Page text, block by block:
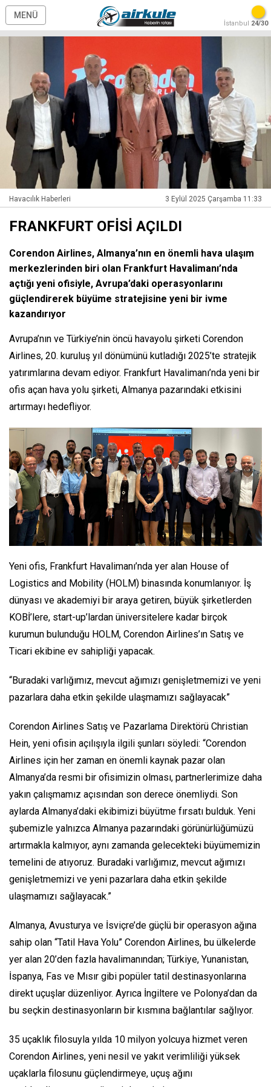
MENÜ
İstanbul 24/30
Havacılık Haberleri 3 Eylül 2025 Çarşamba 11:33
FRANKFURT OFİSİ AÇILDI
Corendon Airlines, Almanya’nın en önemli hava ulaşım
merkezlerinden biri olan Frankfurt Havalimanı’nda
açtığı yeni ofisiyle, Avrupa’daki operasyonlarını
güçlendirerek büyüme stratejisine yeni bir ivme
kazandırıyor
Avrupa’nın ve Türkiye’nin öncü havayolu şirketi Corendon
Airlines, 20. kuruluş yıl dönümünü kutladığı 2025’te stratejik
yatırımlarına devam ediyor. Frankfurt Havalimanı’nda yeni bir
ofis açan hava yolu şirketi, Almanya pazarındaki etkisini
artırmayı hedefliyor.
Yeni ofis, Frankfurt Havalimanı’nda yer alan House of
Logistics and Mobility (HOLM) binasında konumlanıyor. İş
dünyası ve akademiyi bir araya getiren, büyük şirketlerden
KOBİ’lere, start-up’lardan üniversitelere kadar birçok
kurumun bulunduğu HOLM, Corendon Airlines’ın Satış ve
Ticari ekibine ev sahipliği yapacak.
“Buradaki varlığımız, mevcut ağımızı genişletmemizi ve yeni
pazarlara daha etkin şekilde ulaşmamızı sağlayacak”
Corendon Airlines Satış ve Pazarlama Direktörü Christian
Hein, yeni ofisin açılışıyla ilgili şunları söyledi: “Corendon
Airlines için her zaman en önemli kaynak pazar olan
Almanya’da resmi bir ofisimizin olması, partnerlerimize daha
yakın çalışmamız açısından son derece önemliydi. Son
aylarda Almanya’daki ekibimizi büyütme fırsatı bulduk. Yeni
şubemizle yalnızca Almanya pazarındaki görünürlüğümüzü
artırmakla kalmıyor, aynı zamanda gelecekteki büyümemizin
temelini de atıyoruz. Buradaki varlığımız, mevcut ağımızı
genişletmemizi ve yeni pazarlara daha etkin şekilde
ulaşmamızı sağlayacak.”
Almanya, Avusturya ve İsviçre’de güçlü bir operasyon ağına
sahip olan “Tatil Hava Yolu” Corendon Airlines, bu ülkelerde
yer alan 20’den fazla havalimanından; Türkiye, Yunanistan,
İspanya, Fas ve Mısır gibi popüler tatil destinasyonlarına
direkt uçuşlar düzenliyor. Ayrıca İngiltere ve Polonya’dan da
bu seçkin destinasyonların bir kısmına bağlantılar sağlıyor.
35 uçaklık filosuyla yılda 10 milyon yolcuya hizmet veren
Corendon Airlines, yeni nesil ve yakıt verimliliği yüksek
uçaklarla filosunu güçlendirmeye, uçuş ağını